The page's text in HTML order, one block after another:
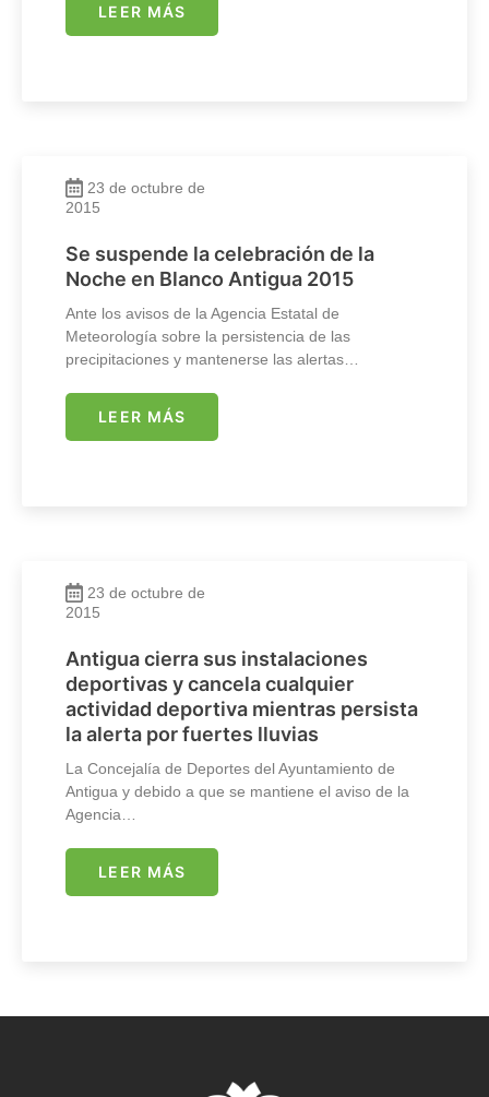
LEER MÁS
23 de octubre de
2015
Se suspende la celebración de la
Noche en Blanco Antigua 2015
Ante los avisos de la Agencia Estatal de
Meteorología sobre la persistencia de las
precipitaciones y mantenerse las alertas…
LEER MÁS
23 de octubre de
2015
Antigua cierra sus instalaciones
deportivas y cancela cualquier
actividad deportiva mientras persista
la alerta por fuertes lluvias
La Concejalía de Deportes del Ayuntamiento de
Antigua y debido a que se mantiene el aviso de la
Agencia…
LEER MÁS